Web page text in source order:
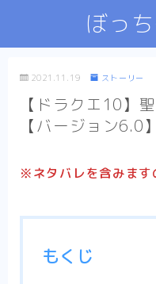
ぼっ
2021.11.19 ストーリー
【ドラクエ10】
【バージョン6.0】
※ネタバレを含みます
もくじ